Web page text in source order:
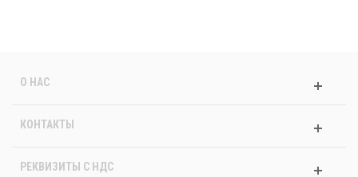
О НАС
КОНТАКТЫ
РЕКВИЗИТЫ C НДС